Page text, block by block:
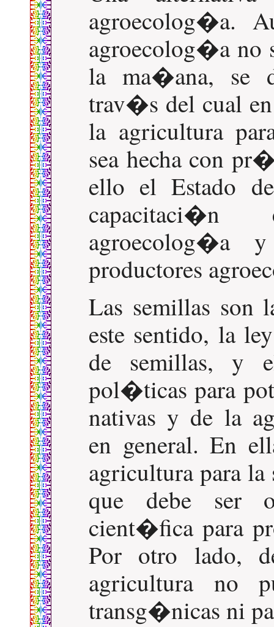
agroecolog�a.
agroecolog�a no
la ma�ana, se
trav�s del cual
la agricultura
sea hecha con
ello el Estado
agroecolog�a
productores
Las semillas son
este sentido, la
de semillas, y
pol�ticas para
nativas y de la
en general. En
agricultura para
que debe ser
cient�fica para
Por otro lado,
agricultura no
transg�nicas ni